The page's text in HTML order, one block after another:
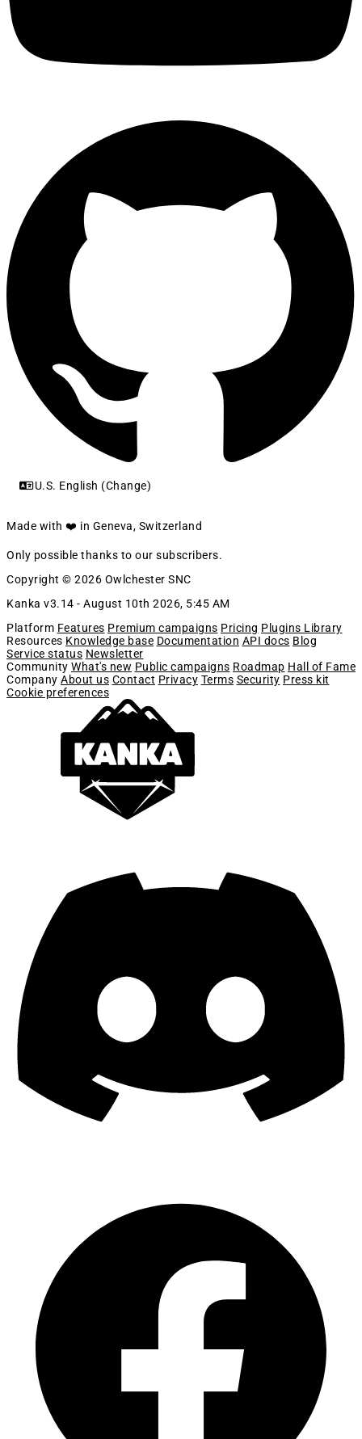
U.S. English (Change)
Made with ❤️ in Geneva, Switzerland
Only possible thanks to our subscribers.
Copyright © 2026 Owlchester SNC
Kanka v3.14 - August 10th 2026, 5:45 AM
Platform Features Premium campaigns Pricing Plugins Library
Resources Knowledge base Documentation API docs Blog
Service status Newsletter
Community What's new Public campaigns Roadmap Hall of Fame
Company About us Contact Privacy Terms Security Press kit
Cookie preferences